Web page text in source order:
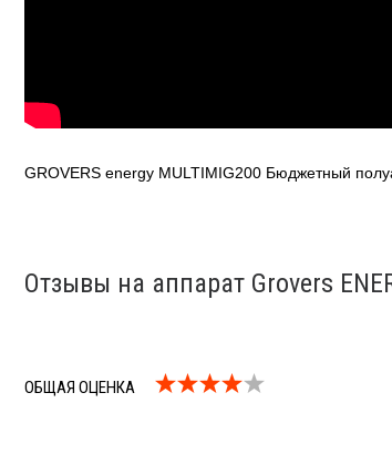
GROVERS energy MULTIMIG200 Бюджетный
Отзывы на аппарат Grovers
ОБЩАЯ ОЦЕНКА